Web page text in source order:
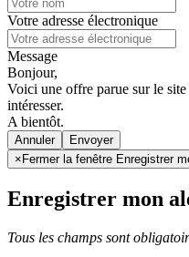
Votre adresse électronique
Message
Bonjour,
Voici une offre parue sur le
intéresser.
A bientôt.
Annuler
× Fermer la fenêtre Enregistrer
Enregistrer mon
Tous les champs sont